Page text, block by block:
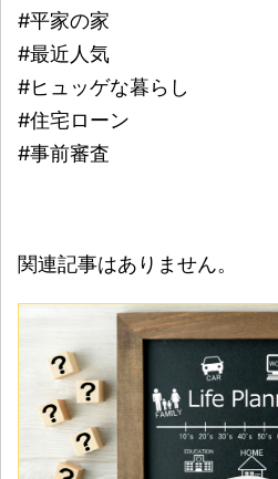
#平家の家
#最近人気
#ヒュッゲな暮らし
#住宅ローン
#事前審査
関連記事はありません。